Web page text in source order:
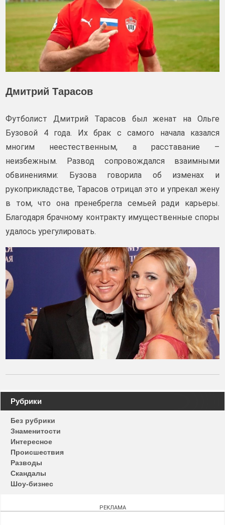
Дмитрий Тарасов
Футболист Дмитрий Тарасов был женат на Ольге
Бузовой 4 года. Их брак с самого начала казался
многим неестественным, а расставание –
неизбежным. Развод сопровождался взаимными
обвинениями: Бузова говорила об изменах и
рукоприкладстве, Тарасов отрицал это и упрекал жену
в том, что она пренебрегла семьей ради карьеры.
Благодаря брачному контракту имущественные споры
удалось урегулировать.
Навигация
по
записям
Рубрики
Без рубрики
Знаменитости
Интересное
Происшествия
Разводы
Скандалы
Шоу-бизнес
РЕКЛАМА